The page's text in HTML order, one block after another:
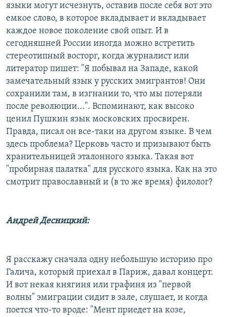
языки могут исчезнуть, оставив после себя вот это
емкое слово, в которое вкладывает и вкладывает
каждое новое поколение свой опыт. И в
сегодняшней России иногда можно встретить
стереотипный восторг, когда журналист или
литератор пишет: "Я побывал на Западе, какой
замечательный язык у русских эмигрантов! Они
сохранили там, в изгнании то, что мы потеряли
после революции...". Вспоминают, как высоко
ценил Пушкин язык московских просвирен.
Правда, писал он все-таки на другом языке. В чем
здесь проблема? Церковь часто и призывают быть
хранительницей эталонного языка. Такая вот
"пробирная палатка" для русского языка. Как на это
смотрит православный и (в то же время) филолог?
Андрей Десницкий:
Я расскажу сначала одну небольшую историю про
Галича, который приехал в Париж, давал концерт.
И вот некая княгиня или графиня из "первой
волны" эмиграции сидит в зале, слушает, и когда
поется что-то вроде: "Мент приедет на козе,